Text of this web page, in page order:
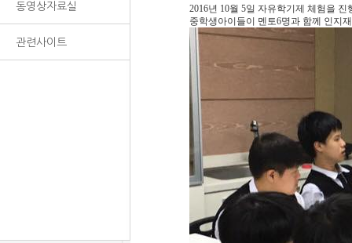
동영상자료실
관련사이트
2016년 10월 5일 자유학기제 체험을 진
중학생아이들이 멘토6명과 함께 인지